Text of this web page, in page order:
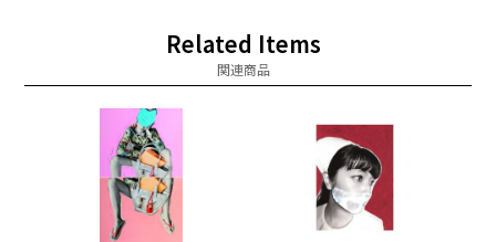
Related Items
関連商品